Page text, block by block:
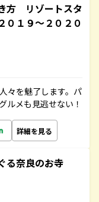
方 リゾートスタ
１９～２０２０
々を魅了します。パ
ルメも見逃せない！
詳細を見る
る奈良のお寺